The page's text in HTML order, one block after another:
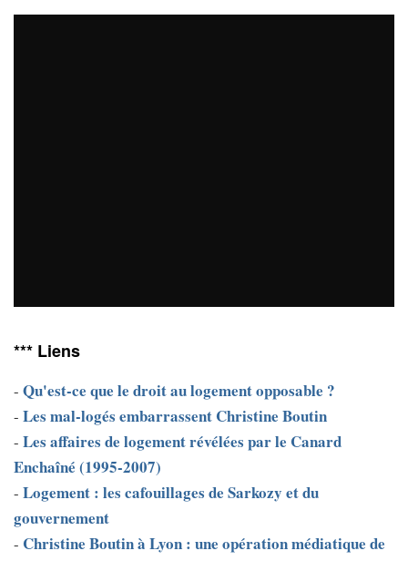
*** Liens
- Qu'est-ce que le droit au logement opposable ?
- Les mal-logés embarrassent Christine Boutin
- Les affaires de logement révélées par le Canard
Enchaîné (1995-2007)
- Logement : les cafouillages de Sarkozy et du
gouvernement
- Christine Boutin à Lyon : une opération médiatique de